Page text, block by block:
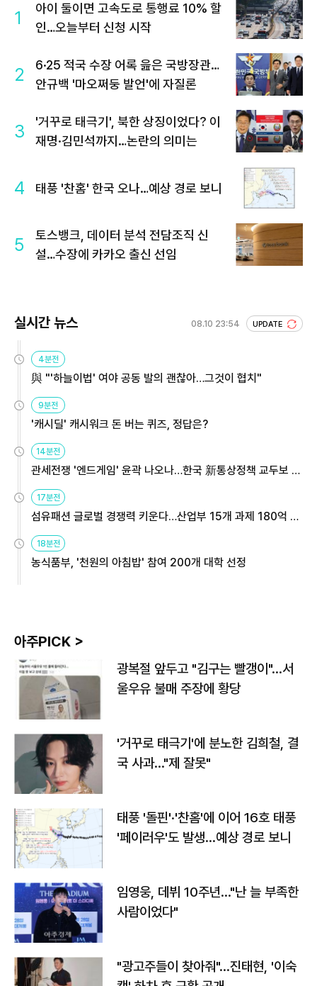
1
아이 둘이면 고속도로 통행료 10% 할
인…오늘부터 신청 시작
2
6·25 적국 수장 어록 읊은 국방장관…
안규백 '마오쩌둥 발언'에 자질론
3
'거꾸로 태극기', 북한 상징이었다? 이
재명·김민석까지…논란의 의미는
4 태풍 '찬홈' 한국 오나…예상 경로 보니
5
토스뱅크, 데이터 분석 전담조직 신
설…수장에 카카오 출신 선임
실시간 뉴스 08.10 23:54 UPDATE
4분전
與 "'하늘이법' 여야 공동 발의 괜찮아…그것이 협치"
9분전
'캐시딜' 캐시워크 돈 버는 퀴즈, 정답은?
14분전
관세전쟁 '엔드게임' 윤곽 나오나…한국 新통상정책 교두보 활
용해야
17분전
섬유패션 글로벌 경쟁력 키운다…산업부 15개 과제 180억 지
원
18분전
농식품부, '천원의 아침밥' 참여 200개 대학 선정
아주PICK >
광복절 앞두고 "김구는 빨갱이"…서
울우유 불매 주장에 황당
'거꾸로 태극기'에 분노한 김희철, 결
국 사과…"제 잘못"
태풍 '돌핀'·'찬홈'에 이어 16호 태풍
'페이러우'도 발생…예상 경로 보니
임영웅, 데뷔 10주년…"난 늘 부족한
사람이었다"
"광고주들이 찾아줘"…진태현, '이숙